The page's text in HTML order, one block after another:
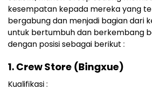
kesempatan kepada mereka yang
bergabung dan menjadi bagian dari
untuk bertumbuh dan berkembang
dengan posisi sebagai berikut :
1. Crew Store (Bingxue)
Kualifikasi :